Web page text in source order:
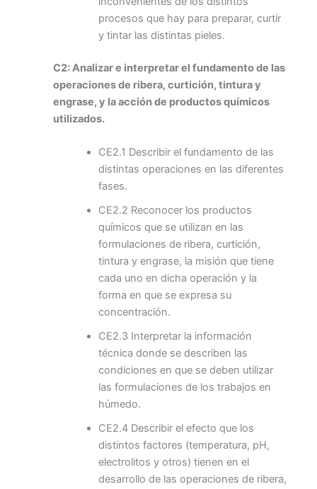
procesos que hay para preparar, curtir
y tintar las distintas pieles.
C2: Analizar e interpretar el fundamento de las
operaciones de ribera, curtición, tintura y
engrase, y la acción de productos químicos
utilizados.
CE2.1 Describir el fundamento de las
distintas operaciones en las diferentes
fases.
CE2.2 Reconocer los productos
químicos que se utilizan en las
formulaciones de ribera, curtición,
tintura y engrase, la misión que tiene
cada uno en dicha operación y la
forma en que se expresa su
concentración.
CE2.3 Interpretar la información
técnica donde se describen las
condiciones en que se deben utilizar
las formulaciones de los trabajos en
húmedo.
CE2.4 Describir el efecto que los
distintos factores (temperatura, pH,
electrolitos y otros) tienen en el
desarrollo de las operaciones de ribera,